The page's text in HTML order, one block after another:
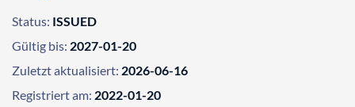
Status: ISSUED
Gültig bis: 2027-01-20
Zuletzt aktualisiert: 2026-06-16
Registriert am: 2022-01-20